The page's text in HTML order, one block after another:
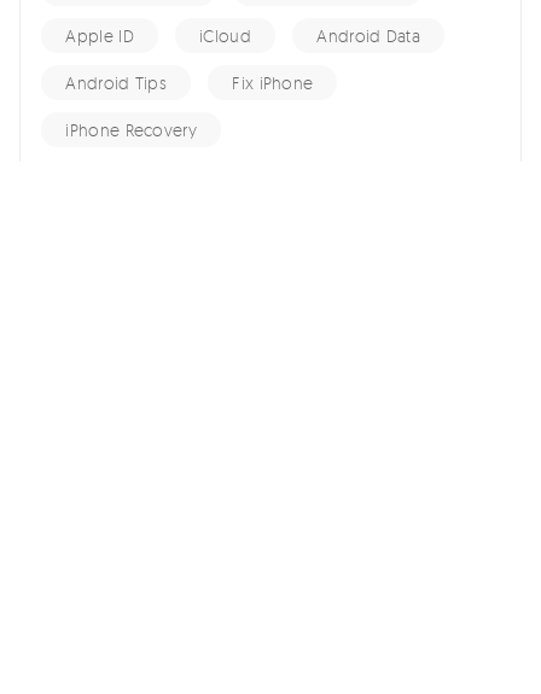
Apple ID iCloud Android Data
Android Tips Fix iPhone
iPhone Recovery